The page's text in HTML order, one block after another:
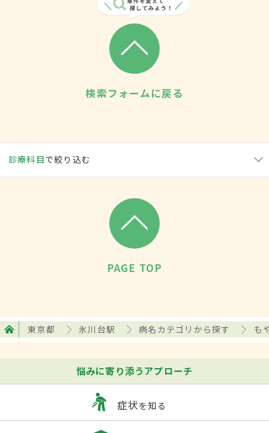
検索フォームに戻る
診療科目で絞り込む
PAGE TOP
東京都 氷川台駅 病名カテゴリから探す も
悩みに寄り添うアプローチ
症状を知る